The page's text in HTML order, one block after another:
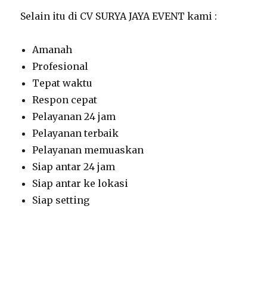
Selain itu di CV SURYA JAYA EVENT kami :
Amanah
Profesional
Tepat waktu
Respon cepat
Pelayanan 24 jam
Pelayanan terbaik
Pelayanan memuaskan
Siap antar 24 jam
Siap antar ke lokasi
Siap setting